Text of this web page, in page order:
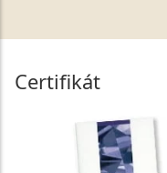
Certifikát